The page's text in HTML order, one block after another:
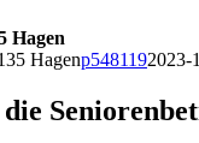
Hagen
Hagenp5481192023-